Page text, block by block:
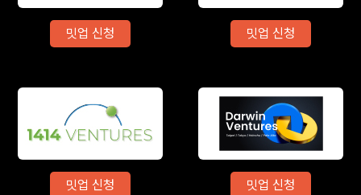
밋업 신청 밋업 신청
밋업 신청 밋업 신청